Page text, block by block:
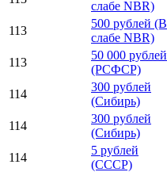
слабе NBR)
113
500 рублей (В
слабе NBR)
113
50 000 рублей
(РСФСР)
114
300 рублей
(Сибирь)
114
300 рублей
(Сибирь)
114
5 рублей
(СССР)